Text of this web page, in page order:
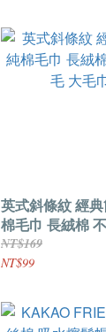
英式斜條紋 經
棉毛巾 長絨棉
大毛巾
NT$169
NT$99